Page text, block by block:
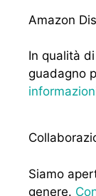
Amazon
In qualità
guadagno
Siamo
genere.